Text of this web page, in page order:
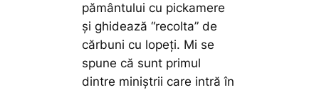
pământului cu pickamere
și ghidează “recolta” de
cărbuni cu lopeți. Mi se
spune că sunt primul
dintre miniștrii care intră în